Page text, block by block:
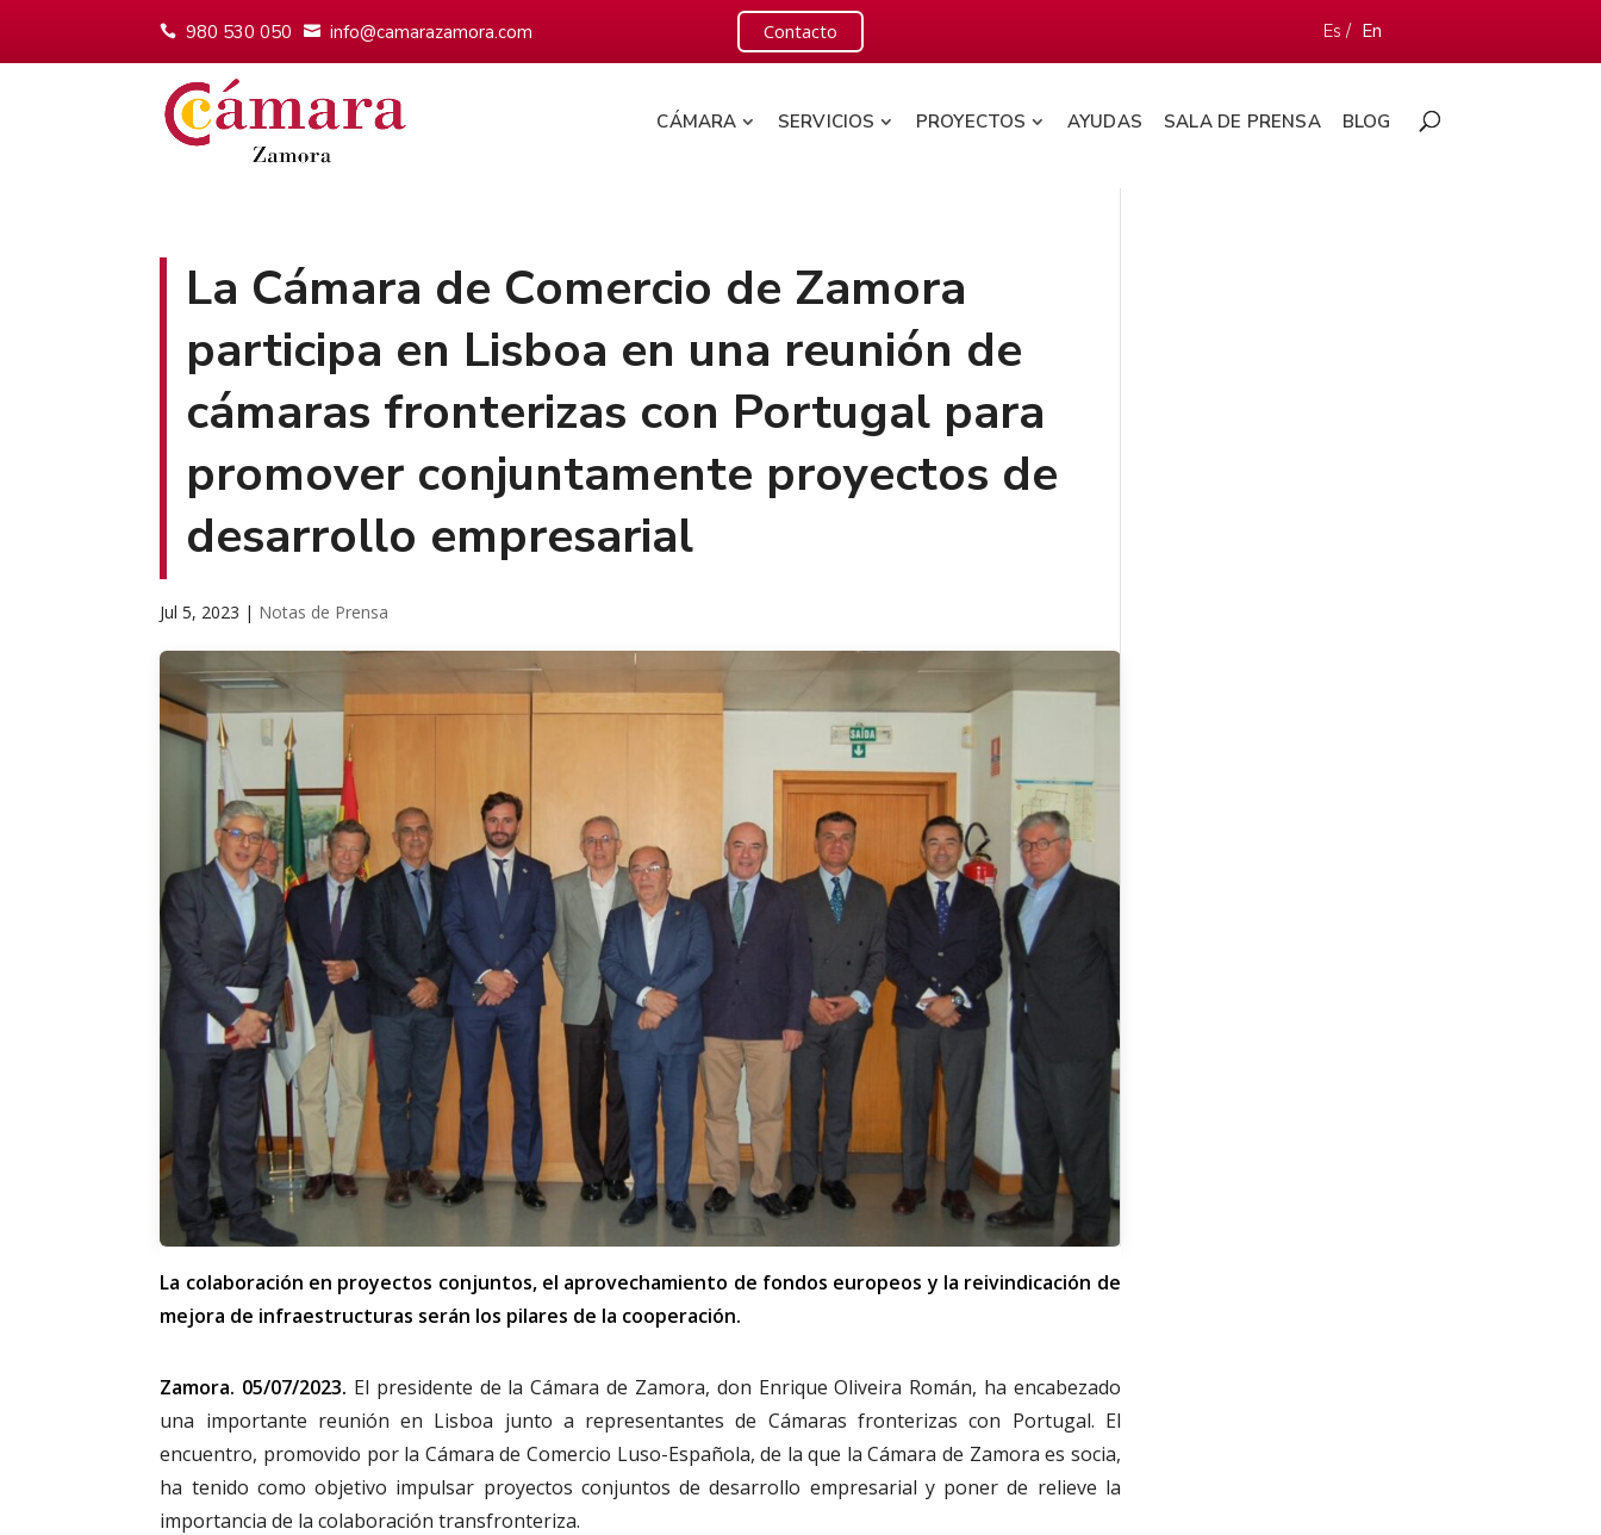
980 530 050 info@camarazamora.com Contacto Es / En
CÁMARA SERVICIOS PROYECTOS AYUDAS SALA DE PRENSA BLOG
La Cámara de Comercio de Zamora
participa en Lisboa en una reunión de
cámaras fronterizas con Portugal para
promover conjuntamente proyectos de
desarrollo empresarial
Jul 5, 2023 | Notas de Prensa
La colaboración en proyectos conjuntos, el aprovechamiento de fondos europeos y la reivindicación de
mejora de infraestructuras serán los pilares de la cooperación.
Zamora. 05/07/2023. El presidente de la Cámara de Zamora, don Enrique Oliveira Román, ha encabezado
una importante reunión en Lisboa junto a representantes de Cámaras fronterizas con Portugal. El
encuentro, promovido por la Cámara de Comercio Luso-Española, de la que la Cámara de Zamora es socia,
ha tenido como objetivo impulsar proyectos conjuntos de desarrollo empresarial y poner de relieve la
importancia de la colaboración transfronteriza.